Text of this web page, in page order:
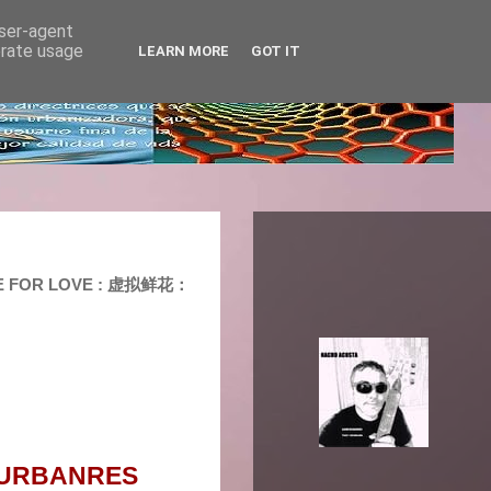
LOVE : 虚拟鲜花：
agent
usage
LEARN MORE GOT IT